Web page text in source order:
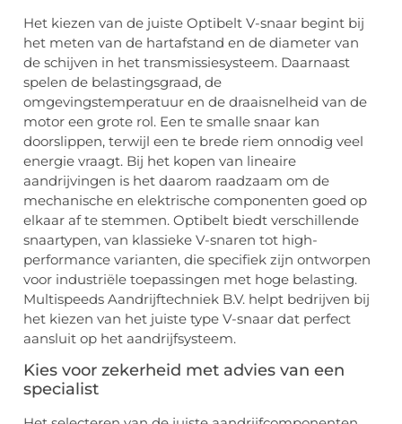
Het kiezen van de juiste Optibelt V-snaar begint bij
het meten van de hartafstand en de diameter van
de schijven in het transmissiesysteem. Daarnaast
spelen de belastingsgraad, de
omgevingstemperatuur en de draaisnelheid van de
motor een grote rol. Een te smalle snaar kan
doorslippen, terwijl een te brede riem onnodig veel
energie vraagt. Bij het kopen van lineaire
aandrijvingen is het daarom raadzaam om de
mechanische en elektrische componenten goed op
elkaar af te stemmen. Optibelt biedt verschillende
snaartypen, van klassieke V-snaren tot high-
performance varianten, die specifiek zijn ontworpen
voor industriële toepassingen met hoge belasting.
Multispeeds Aandrijftechniek B.V. helpt bedrijven bij
het kiezen van het juiste type V-snaar dat perfect
aansluit op het aandrijfsysteem.
Kies voor zekerheid met advies van een
specialist